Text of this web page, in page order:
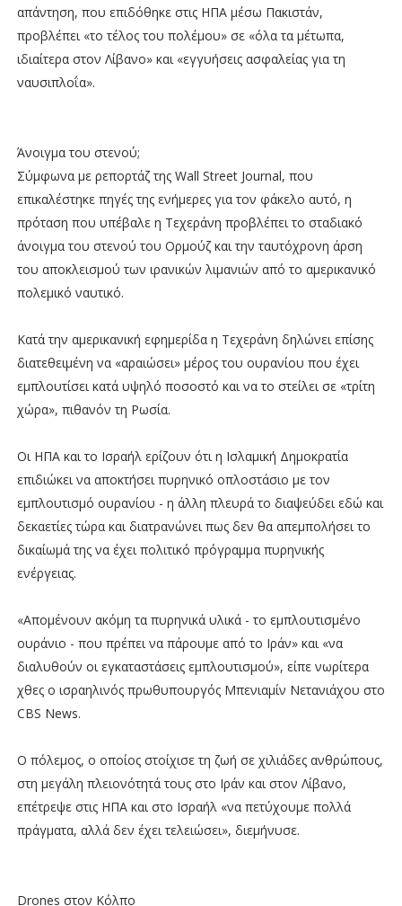
απάντηση, που επιδόθηκε στις ΗΠΑ μέσω Πακιστάν,
προβλέπει «το τέλος του πολέμου» σε «όλα τα μέτωπα,
ιδιαίτερα στον Λίβανο» και «εγγυήσεις ασφαλείας για τη
ναυσιπλοΐα».
Άνοιγμα του στενού;
Σύμφωνα με ρεπορτάζ της Wall Street Journal, που
επικαλέστηκε πηγές της ενήμερες για τον φάκελο αυτό, η
πρόταση που υπέβαλε η Τεχεράνη προβλέπει το σταδιακό
άνοιγμα του στενού του Ορμούζ και την ταυτόχρονη άρση
του αποκλεισμού των ιρανικών λιμανιών από το αμερικανικό
πολεμικό ναυτικό.
Κατά την αμερικανική εφημερίδα η Τεχεράνη δηλώνει επίσης
διατεθειμένη να «αραιώσει» μέρος του ουρανίου που έχει
εμπλουτίσει κατά υψηλό ποσοστό και να το στείλει σε «τρίτη
χώρα», πιθανόν τη Ρωσία.
Οι ΗΠΑ και το Ισραήλ ερίζουν ότι η Ισλαμική Δημοκρατία
επιδιώκει να αποκτήσει πυρηνικό οπλοστάσιο με τον
εμπλουτισμό ουρανίου - η άλλη πλευρά το διαψεύδει εδώ και
δεκαετίες τώρα και διατρανώνει πως δεν θα απεμπολήσει το
δικαίωμά της να έχει πολιτικό πρόγραμμα πυρηνικής
ενέργειας.
«Απομένουν ακόμη τα πυρηνικά υλικά - το εμπλουτισμένο
ουράνιο - που πρέπει να πάρουμε από το Ιράν» και «να
διαλυθούν οι εγκαταστάσεις εμπλουτισμού», είπε νωρίτερα
χθες ο ισραηλινός πρωθυπουργός Μπενιαμίν Νετανιάχου στο
CBS News.
Ο πόλεμος, ο οποίος στοίχισε τη ζωή σε χιλιάδες ανθρώπους,
στη μεγάλη πλειονότητά τους στο Ιράν και στον Λίβανο,
επέτρεψε στις ΗΠΑ και στο Ισραήλ «να πετύχουμε πολλά
πράγματα, αλλά δεν έχει τελειώσει», διεμήνυσε.
Drones στον Κόλπο